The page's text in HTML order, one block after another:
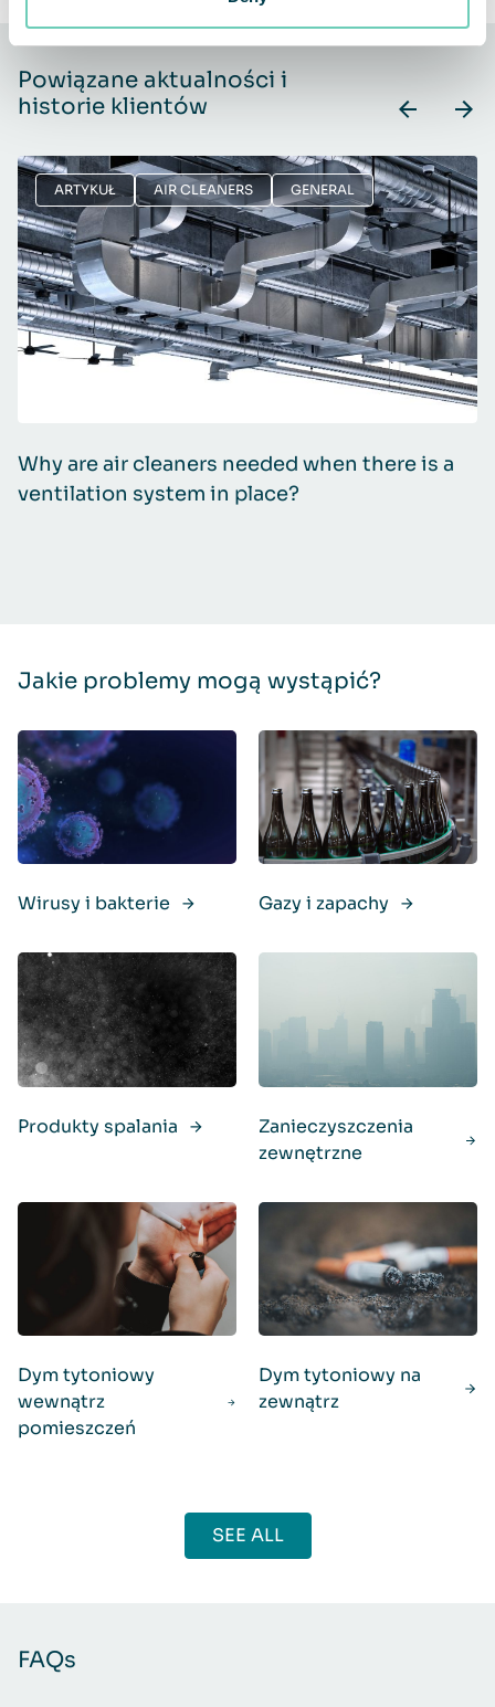
Powiązane aktualności i
historie klientów
ARTYKUŁ AIR CLEANERS GENERAL
Why are air cleaners needed when there is a
ventilation system in place?
Jakie problemy mogą wystąpić?
Wirusy i bakterie Gazy i zapachy
Produkty spalania
Zanieczyszczenia
zewnętrzne
Dym tytoniowy
wewnątrz
pomieszczeń
Dym tytoniowy na
zewnątrz
SEE ALL
FAQs